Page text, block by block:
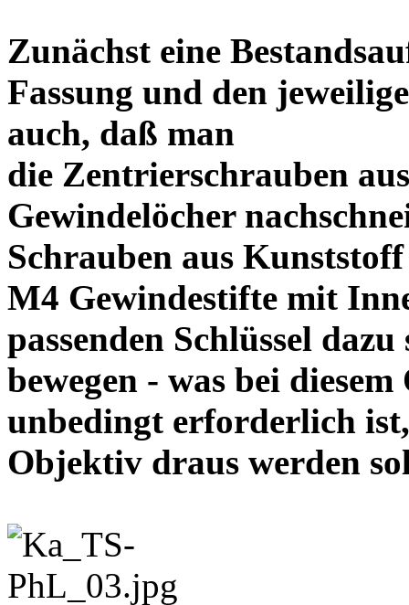
Zunächst eine
Fassung und den
auch, daß man
die Zentrierschrauben
Gewindelöcher
Schrauben aus
M4 Gewindestifte mit
passenden Schlüssel
bewegen - was bei
unbedingt erforderlich
Objektiv draus